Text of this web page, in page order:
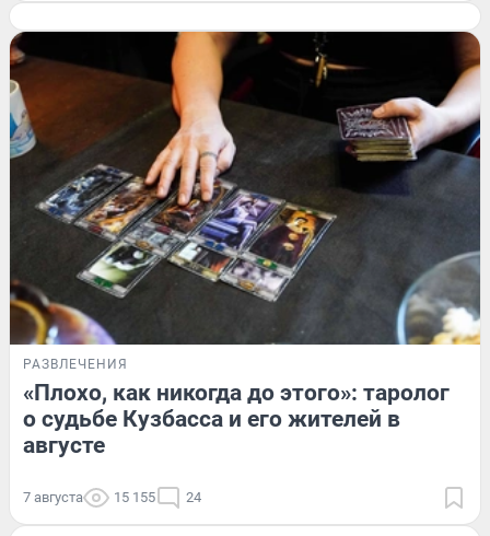
РАЗВЛЕЧЕНИЯ
«Плохо, как никогда до этого»: таролог
о судьбе Кузбасса и его жителей в
августе
7 августа 15 155 24